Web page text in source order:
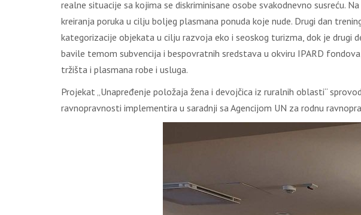
realne situacije sa kojima se diskriminisane osobe svakodnevno susreću.
kreiranja poruka u cilju boljeg plasmana ponuda koje nude. Drugi dan
kategorizacije objekata u cilju razvoja eko i seoskog turizma, dok je drugi
bavile temom subvencija i bespovratnih sredstava u okviru IPARD
tržišta i plasmana robe i usluga.
Projekat „Unapređenje položaja žena i devojčica iz ruralnih oblasti“
ravnopravnosti implementira u saradnji sa Agencijom UN za rodnu